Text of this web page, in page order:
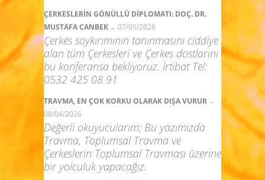
ÇERKESLERİN GÖNÜLLÜ DİPLOMATI: DOÇ. DR.
MUSTAFA CANBEK - 07/05/2026
Çerkes soykırımının tanınmasını ciddiye
alan tüm Çerkesleri ve Çerkes dostlarını
bu konferansa bekliyoruz. İrtibat Tel:
0532 425 08 91
TRAVMA, EN ÇOK KORKU OLARAK DIŞA VURUR -
08/04/2026
Değerli okuyucularım; Bu yazımızda
Travma, Toplumsal Travma ve
Çerkeslerin Toplumsal Travması üzerine
bir yolculuk yapacağız.